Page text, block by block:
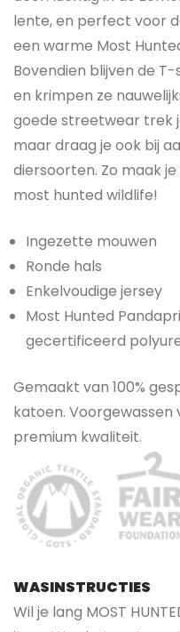
lente, en perfect voor
een warme Most
Bovendien blijven de
en krimpen ze
goede streetwear trek
maar draag je ook bij
diersoorten. Zo maak
most hunted wildlife!
Ingezette mouwen
Ronde hals
Enkelvoudige jersey
Most Hunted
gecertificeerd
Gemaakt van 100%
katoen.
premium kwaliteit.
WASINSTRUCTIES
Wil je lang MOST